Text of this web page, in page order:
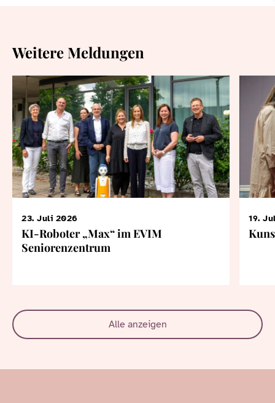
Weitere Meldungen
23. Juli 2026
KI-Roboter „Max“ im EVIM
Seniorenzentrum
19.
Alle anzeigen